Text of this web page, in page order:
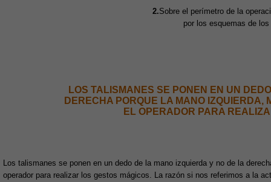
2.Sobre el perímetro de la
por los esquemas de
LOS TALISMANES SE PONEN EN UN
DERECHA PORQUE LA MANO IZQUIERDA,
EL OPERADOR PARA
Los talismanes se ponen en un dedo de la mano izquierda y no de la
operador para realizar los gestos mágicos. La razón si nos referimos a la